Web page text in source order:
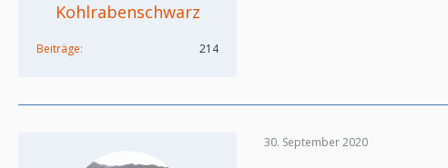
Kohlrabenschwarz
Beiträge 214
30. September 2020